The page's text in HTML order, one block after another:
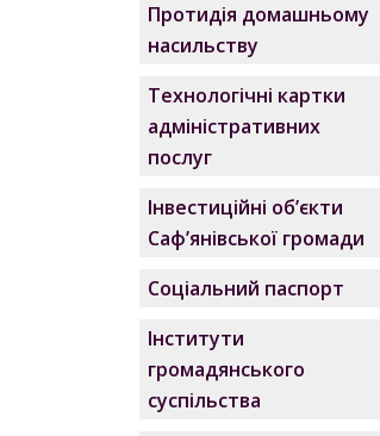
Протидія домашньому
насильству
Технологічні картки
адміністративних
послуг
Інвестиційні об’єкти
Саф’янівської громади
Соціальний паспорт
Інститути
громадянського
суспільства